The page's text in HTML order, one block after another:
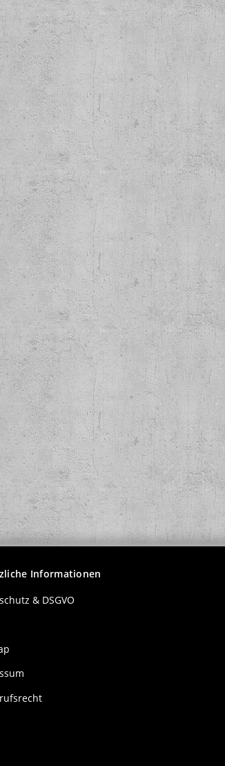
Beers Lp
Sempre Peggio - Stretti nella
morsa Lp
15,00 € *
Informationen
& DSGVO